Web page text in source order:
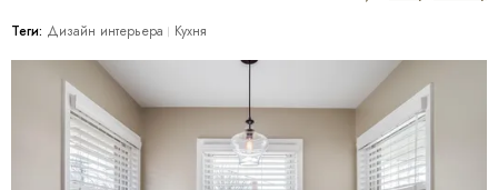
Теги: Дизайн интерьера Кухня